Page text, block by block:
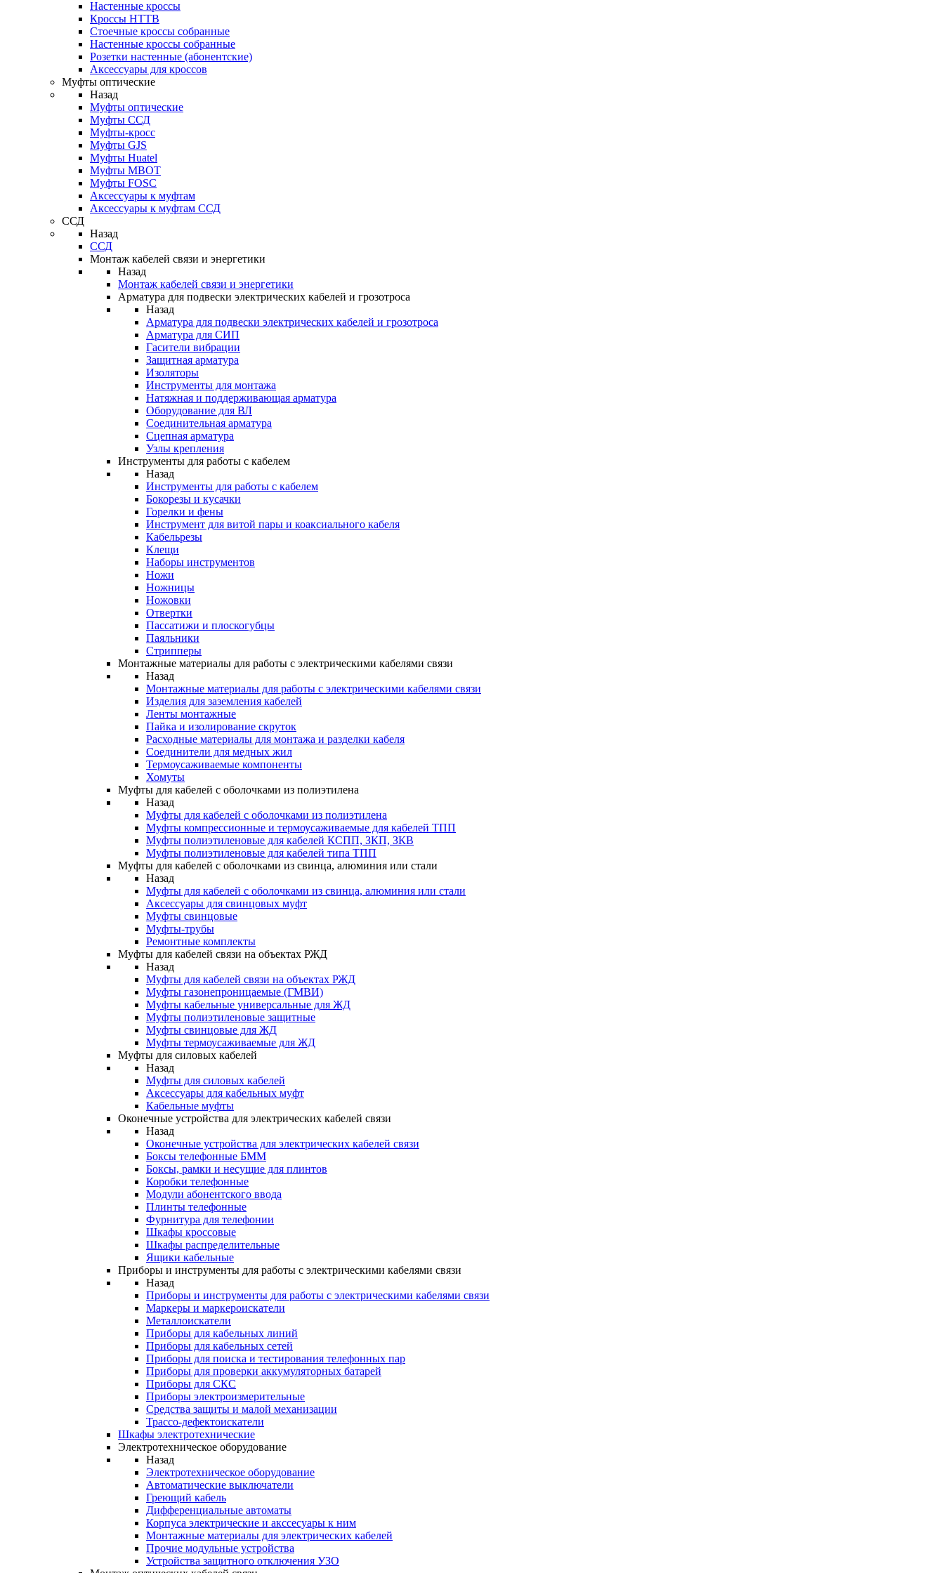
Настенные кроссы
Кроссы HTTB
Стоечные кроссы собранные
Настенные кроссы собранные
Розетки настенные (абонентские)
Аксессуары для кроссов
Муфты оптические
Назад
Муфты оптические
Муфты ССД
Муфты-кросс
Муфты GJS
Муфты Huatel
Муфты МВОТ
Муфты FOSC
Аксессуары к муфтам
Аксессуары к муфтам ССД
ССД
Назад
ССД
Монтаж кабелей связи и энергетики
Назад
Монтаж кабелей связи и энергетики
Арматура для подвески электрических кабелей и грозотроса
Назад
Арматура для подвески электрических кабелей и грозотроса
Арматура для СИП
Гасители вибрации
Защитная арматура
Изоляторы
Инструменты для монтажа
Натяжная и поддерживающая арматура
Оборудование для ВЛ
Соединительная арматура
Сцепная арматура
Узлы крепления
Инструменты для работы с кабелем
Назад
Инструменты для работы с кабелем
Бокорезы и кусачки
Горелки и фены
Инструмент для витой пары и коаксиального кабеля
Кабельрезы
Клещи
Наборы инструментов
Ножи
Ножницы
Ножовки
Отвертки
Пассатижи и плоскогубцы
Паяльники
Стрипперы
Монтажные материалы для работы с электрическими кабелями связи
Назад
Монтажные материалы для работы с электрическими кабелями связи
Изделия для заземления кабелей
Ленты монтажные
Пайка и изолирование скруток
Расходные материалы для монтажа и разделки кабеля
Соединители для медных жил
Термоусаживаемые компоненты
Хомуты
Муфты для кабелей с оболочками из полиэтилена
Назад
Муфты для кабелей с оболочками из полиэтилена
Муфты компрессионные и термоусаживаемые для кабелей ТПП
Муфты полиэтиленовые для кабелей КСПП, ЗКП, ЗКВ
Муфты полиэтиленовые для кабелей типа ТПП
Муфты для кабелей с оболочками из свинца, алюминия или стали
Назад
Муфты для кабелей с оболочками из свинца, алюминия или стали
Аксессуары для свинцовых муфт
Муфты свинцовые
Муфты-трубы
Ремонтные комплекты
Муфты для кабелей связи на объектах РЖД
Назад
Муфты для кабелей связи на объектах РЖД
Муфты газонепроницаемые (ГМВИ)
Муфты кабельные универсальные для ЖД
Муфты полиэтиленовые защитные
Муфты свинцовые для ЖД
Муфты термоусаживаемые для ЖД
Муфты для силовых кабелей
Назад
Муфты для силовых кабелей
Аксессуары для кабельных муфт
Кабельные муфты
Оконечные устройства для электрических кабелей связи
Назад
Оконечные устройства для электрических кабелей связи
Боксы телефонные БММ
Боксы, рамки и несущие для плинтов
Коробки телефонные
Модули абонентского ввода
Плинты телефонные
Фурнитура для телефонии
Шкафы кроссовые
Шкафы распределительные
Ящики кабельные
Приборы и инструменты для работы с электрическими кабелями связи
Назад
Приборы и инструменты для работы с электрическими кабелями связи
Маркеры и маркероискатели
Металлоискатели
Приборы для кабельных линий
Приборы для кабельных сетей
Приборы для поиска и тестирования телефонных пар
Приборы для проверки аккумуляторных батарей
Приборы для СКС
Приборы электроизмерительные
Средства защиты и малой механизации
Трассо-дефектоискатели
Шкафы электротехнические
Электротехническое оборудование
Назад
Электротехническое оборудование
Автоматические выключатели
Греющий кабель
Дифференциальные автоматы
Корпуса электрические и акссесуары к ним
Монтажные материалы для электрических кабелей
Прочие модульные устройства
Устройства защитного отключения УЗО